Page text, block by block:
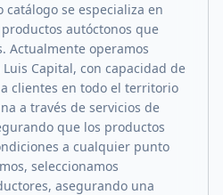
se especializa en
autóctonos que
Actualmente operamos
Capital, con capacidad de
clientes en todo el territorio
a través de servicios de
que los productos
a cualquier punto
seleccionamos
asegurando una